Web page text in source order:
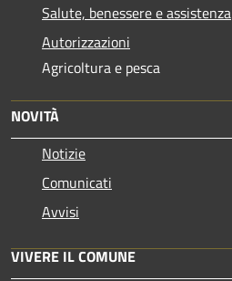
Salute, benessere e assistenza
Autorizzazioni
Agricoltura e pesca
NOVITÀ
Notizie
Comunicati
Avvisi
VIVERE IL COMUNE